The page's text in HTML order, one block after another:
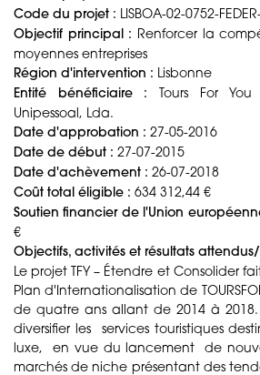
Code du projet : LISBOA-02-0752-
Objectif principal : Renforcer la
moyennes entreprises
Région d'intervention : Lisbonne
Entité bénéficiaire : Tours For You
Unipessoal, Lda.
Date d'approbation : 27-05-2016
Date de début : 27-07-2015
Date d'achèvement : 26-07-2018
Coût total éligible : 634 312,44 €
Soutien financier de l'Union
€
Objectifs, activités et résultats
Le projet TFY – Étendre et Consolider
Plan d'Internationalisation de
de quatre ans allant de 2014 à
diversifier les services touristiques
luxe, en vue du lancement de
marchés de niche présentant des